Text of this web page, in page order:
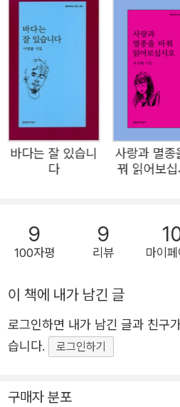
2024년 4월
이병률
치 파블로 피카소가 절친한 친구
을 고집했던 청색시대
서 좀처럼 적응을 하지 못한 채
청년 피카소의 눈에 들어온 것은
린 여인, 압생트를 마시는 사람과
오늘날 피카소의 작품을 보면 청
으로 살아가는 일의 고독함을 느
무엇보다 인간의 텅 빈 눈동자와
한 문장과 지워지지 않는 허기
“무언가에 가까워지려 애쓰는 사
“시적인 얼굴이 되”(「완독회」)
반드시 떠나야만 하는 숙명을 짊
길 한 가운데 쭈그려 앉아 “쓰러
다듬”는 노인을 보며 인간답게 사
몇 번이고 걸음을 멈춰 선다. 자기
바다는 잘 있습니
다
사랑과 멸종
꿔 읽어보
9
100자평
9
리뷰 마이
이 책에 내가 남긴 글
로그인하면 내가 남긴 글과 친구
습니다.
로그인하기
구매자 분포